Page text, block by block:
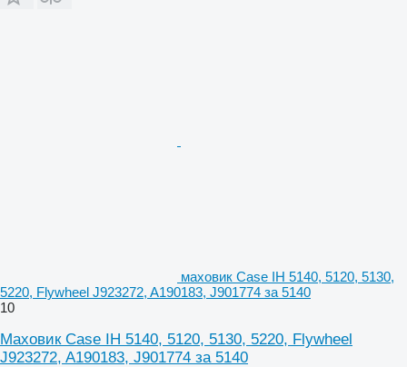
маховик Case IH 5140, 5120, 5130,
5220, Flywheel J923272, A190183, J901774 за 5140
10
Маховик Case IH 5140, 5120, 5130, 5220, Flywheel
J923272, A190183, J901774 за 5140